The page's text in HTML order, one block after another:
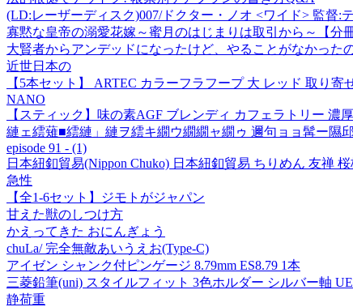
(LD:レーザーディスク)007/ドクター・ノオ <ワイド> 監督:
寡黙な皇帝の溺愛花嫁～蜜月のはじまりは取引から～【分
大賢者からアンデッドになったけど、やることがなかった
近世日本の
【5本セット】 ARTEC カラーフラフープ 大 レッド 取り寄
NANO
【スティック】味の素AGF ブレンディ カフェラトリー 濃
縺ェ繧薙■繧縺」縺ヲ繧キ繝ウ繝繝ャ繝ゥ 邇句ョョ髯ー
episode 91 - (1)
日本紐釦貿易(Nippon Chuko) 日本紐釦貿易 ちりめん 友禅
急性
【全1-6セット】ジモトがジャパン
甘えた獣のしつけ方
かえってきた おにんぎょう
chuLa/ 完全無敵あいうえお(Type-C)
アイゼン シャンク付ピンゲージ 8.79mm ES8.79 1本
三菱鉛筆(uni) スタイルフィット 3色ホルダー シルバー軸
静荷重